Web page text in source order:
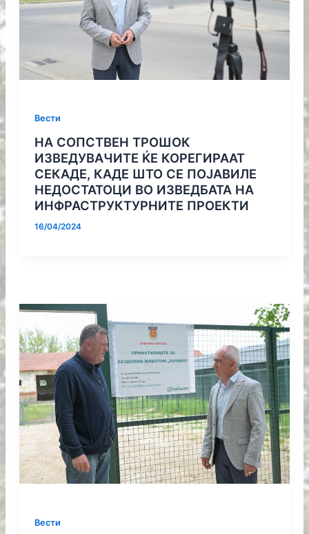
Вести
НА СОПСТВЕН ТРОШОК
ИЗВЕДУВАЧИТЕ ЌЕ КОРЕГИРААТ
СЕКАДЕ, КАДЕ ШТО СЕ ПОЈАВИЛЕ
НЕДОСТАТОЦИ ВО ИЗВЕДБАТА НА
ИНФРАСТРУКТУРНИТЕ ПРОЕКТИ
16/04/2024
Вести